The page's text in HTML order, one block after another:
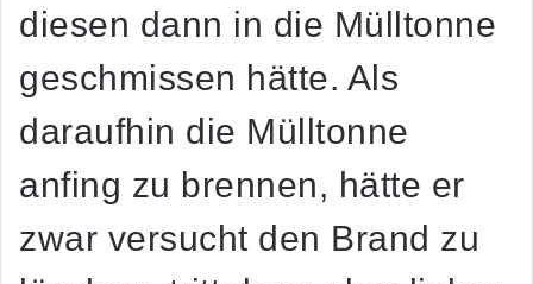
diesen dann in die Mülltonne
geschmissen hätte. Als
daraufhin die Mülltonne
anfing zu brennen, hätte er
zwar versucht den Brand zu